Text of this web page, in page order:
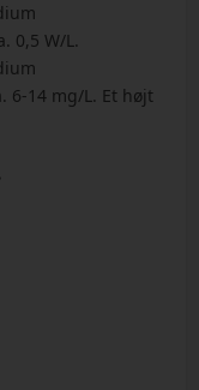
0,5 W/L.
6-14 mg/L. Et højt